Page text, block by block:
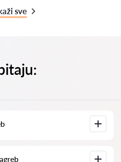
sve
telefonski brojevi i adrese.